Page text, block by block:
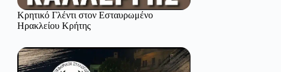
Κρητικό Γλέντι στον Εσταυρωμένο
Ηρακλείου Κρήτης